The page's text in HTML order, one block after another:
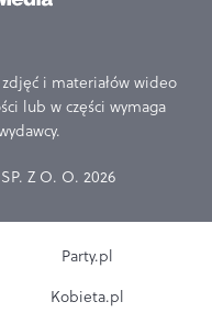
i materiałów wideo
lub w części wymaga
Z O. O. 2026
Party.pl
Kobieta.pl